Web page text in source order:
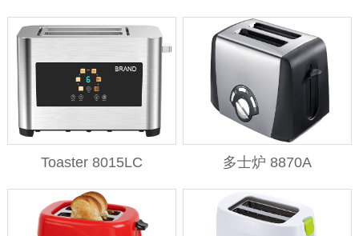
Toaster 8015LC 多士炉 8870A